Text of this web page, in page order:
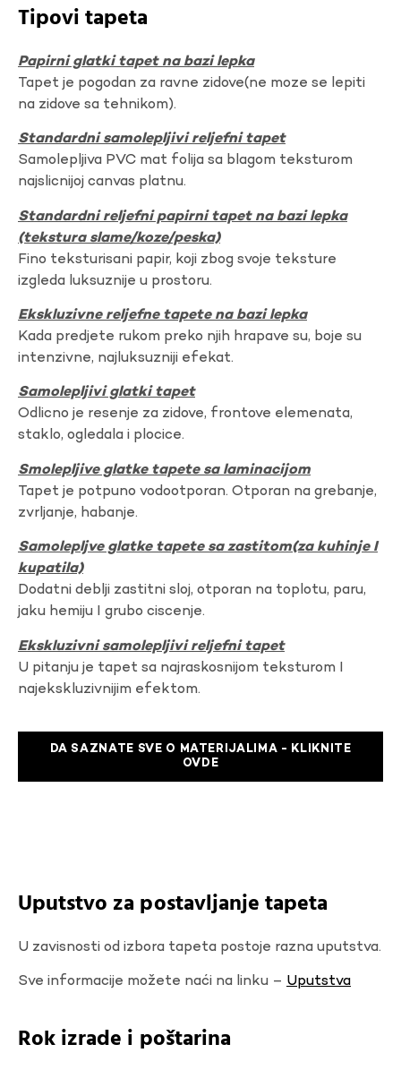
Tipovi tapeta
Papirni glatki tapet na bazi lepka
Tapet je pogodan za ravne zidove(ne moze se lepiti
na zidove sa tehnikom).
Standardni samolepljivi reljefni tapet
Samolepljiva PVC mat folija sa blagom teksturom
najslicnijoj canvas platnu.
Standardni reljefni papirni tapet na bazi lepka
(tekstura slame/koze/peska)
Fino teksturisani papir, koji zbog svoje teksture
izgleda luksuznije u prostoru.
Ekskluzivne reljefne tapete na bazi lepka
Kada predjete rukom preko njih hrapave su, boje su
intenzivne, najluksuzniji efekat.
Samolepljivi glatki tapet
Odlicno je resenje za zidove, frontove elemenata,
staklo, ogledala i plocice.
Smolepljive glatke tapete sa laminacijom
Tapet je potpuno vodootporan. Otporan na grebanje,
zvrljanje, habanje.
Samolepljve glatke tapete sa zastitom(za kuhinje I
kupatila)
Dodatni deblji zastitni sloj, otporan na toplotu, paru,
jaku hemiju I grubo ciscenje.
Ekskluzivni samolepljivi reljefni tapet
U pitanju je tapet sa najraskosnijom teksturom I
najekskluzivnijim efektom.
DA SAZNATE SVE O MATERIJALIMA - KLIKNITE
OVDE
Uputstvo za postavljanje tapeta
U zavisnosti od izbora tapeta postoje razna uputstva.
Sve informacije možete naći na linku – Uputstva
Rok izrade i poštarina